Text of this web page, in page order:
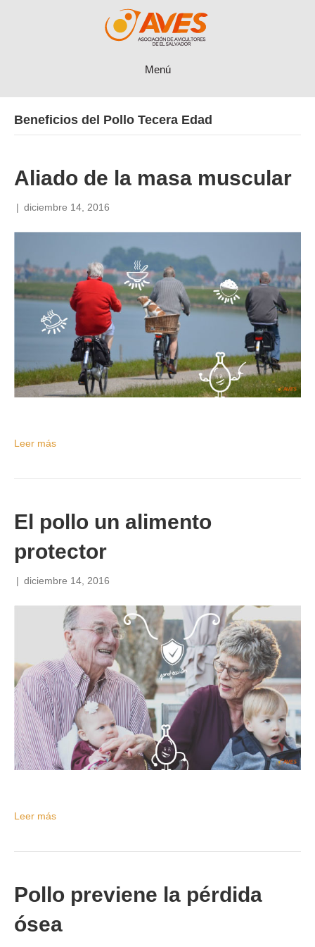
Menú
Beneficios del Pollo Tecera Edad
Aliado de la masa muscular
| diciembre 14, 2016
Leer más
El pollo un alimento
protector
| diciembre 14, 2016
Leer más
Pollo previene la pérdida
ósea